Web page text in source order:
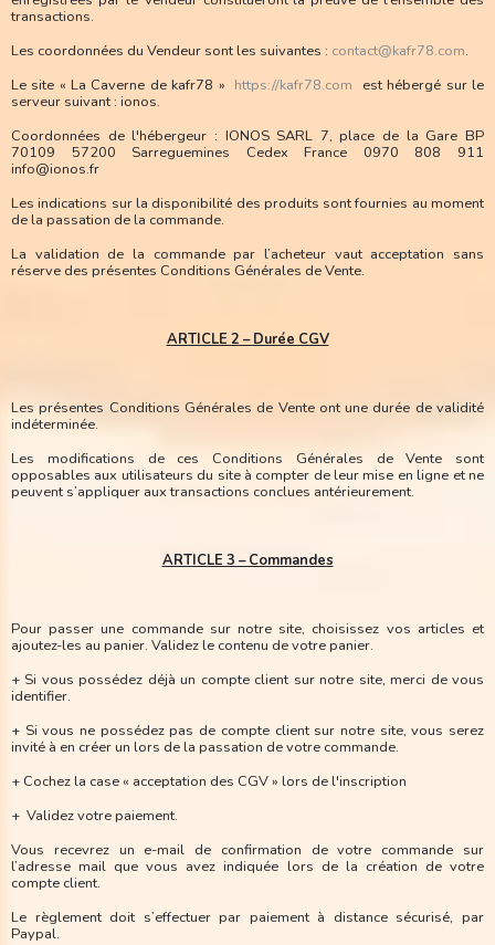
transactions.
Les coordonnées du Vendeur sont les suivantes : contact@kafr78.com.
Le site « La Caverne de kafr78 » https://kafr78.com est hébergé sur le
serveur suivant : ionos.
Coordonnées de l'hébergeur : IONOS SARL 7, place de la Gare BP
70109 57200 Sarreguemines Cedex France 0970 808 911
info@ionos.fr
Les indications sur la disponibilité des produits sont fournies au moment
de la passation de la commande.
La validation de la commande par l’acheteur vaut acceptation sans
réserve des présentes Conditions Générales de Vente.
ARTICLE 2 – Durée CGV
Les présentes Conditions Générales de Vente ont une durée de validité
indéterminée.
Les modifications de ces Conditions Générales de Vente sont
opposables aux utilisateurs du site à compter de leur mise en ligne et ne
peuvent s’appliquer aux transactions conclues antérieurement.
ARTICLE 3 – Commandes
Pour passer une commande sur notre site, choisissez vos articles et
ajoutez-les au panier. Validez le contenu de votre panier.
+ Si vous possédez déjà un compte client sur notre site, merci de vous
identifier.
+ Si vous ne possédez pas de compte client sur notre site, vous serez
invité à en créer un lors de la passation de votre commande.
+ Cochez la case « acceptation des CGV » lors de l'inscription
+ Validez votre paiement.
Vous recevrez un e-mail de confirmation de votre commande sur
l’adresse mail que vous avez indiquée lors de la création de votre
compte client.
Le règlement doit s’effectuer par paiement à distance sécurisé, par
Paypal.